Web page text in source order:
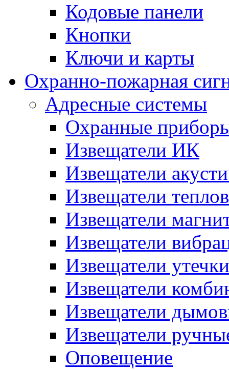
Кодовые панели
Кнопки
Ключи и карты
Охранно-пожарная
Адресные системы
Охранные
Извещатели ИК
Извещатели
Извещатели
Извещатели
Извещатели
Извещатели утечки
Извещатели
Извещатели
Извещатели
Оповещение